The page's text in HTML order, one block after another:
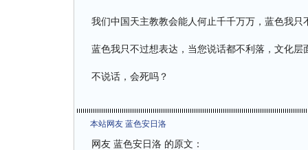
我们中国天主教教会能人何止千千万万，蓝色我只
蓝色我只不过想表达，当您说话都不利落，文化层
不说话，会死吗？
本站网友 蓝色安日洛
网友 蓝色安日洛 的原文：